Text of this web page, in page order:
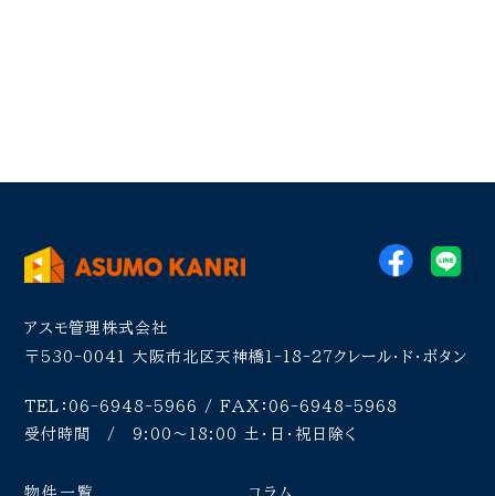
アスモ管理株式会社
〒530-0041大阪市北区天神橋1-18-27クレール・ド・ボタン
TEL：06-6948-5966 / FAX：06-6948-5968
受付時間 / 9:00〜18:00 土・日・祝日除く